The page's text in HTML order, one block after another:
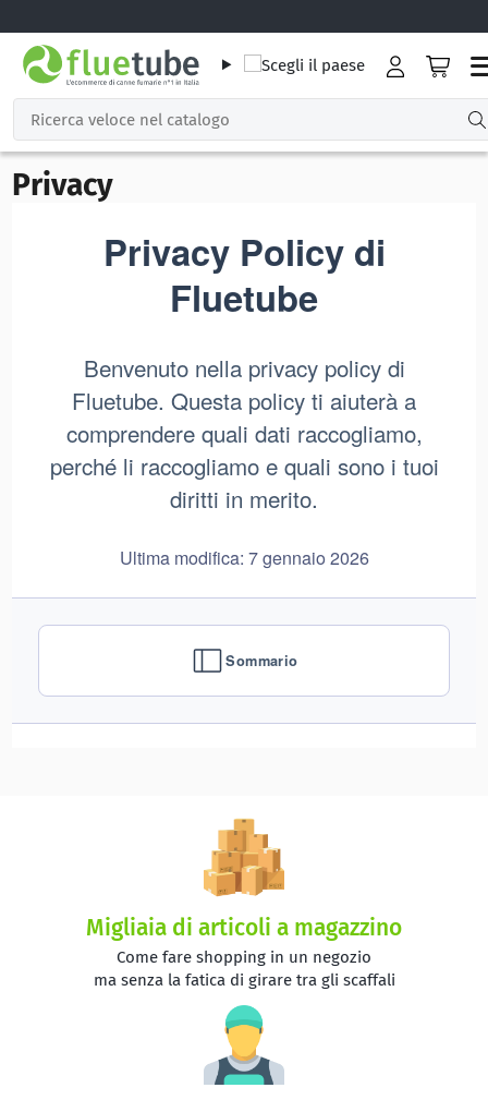
Privacy
Migliaia di articoli a magazzino
Come fare shopping in un negozio
ma senza la fatica di girare tra gli scaffali